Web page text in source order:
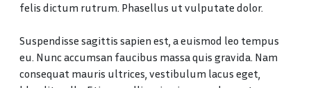
felis dictum rutrum. Phasellus ut vulputate dolor.
Suspendisse sagittis sapien est, a euismod leo tempus
eu. Nunc accumsan faucibus massa quis gravida. Nam
consequat mauris ultrices, vestibulum lacus eget,